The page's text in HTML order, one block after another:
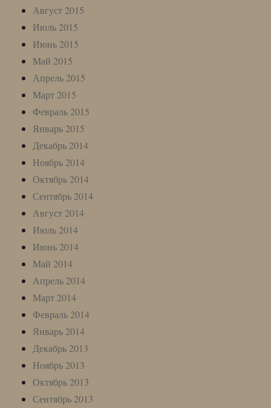
Август 2015
Июль 2015
Июнь 2015
Май 2015
Апрель 2015
Март 2015
Февраль 2015
Январь 2015
Декабрь 2014
Ноябрь 2014
Октябрь 2014
Сентябрь 2014
Август 2014
Июль 2014
Июнь 2014
Май 2014
Апрель 2014
Март 2014
Февраль 2014
Январь 2014
Декабрь 2013
Ноябрь 2013
Октябрь 2013
Сентябрь 2013